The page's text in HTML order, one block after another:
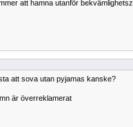
att hamna utanför
att sova utan pyjamas kanske?
är överreklamerat